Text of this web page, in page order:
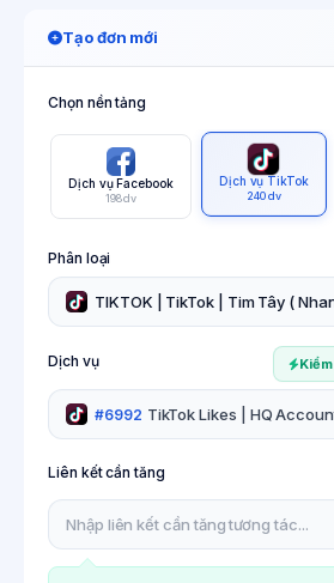
Tạo đơn mới
Chọn nền tảng
Dịch vụ Facebook
198 dv
Dịch vụ TikTok
240 dv
Phân loại
TIKTOK | TikTok | Tim Tây ( Nhanh +
Dịch vụ
#6992 TikTok Likes | HQ Accounts | Max
Liên kết cần tăng